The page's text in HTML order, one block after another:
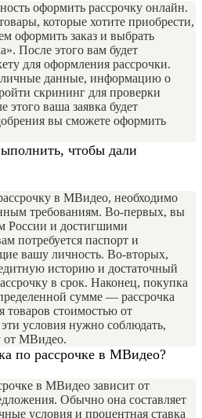
оформить рассрочку онлайн.
которые хотите приобрести,
оформить заказ и выбрать
После этого вам будет
для оформления рассрочки.
личные данные, информацию о
скрининг для проверки
этого ваша заявка будет
вы сможете оформить
чтобы дали
в МВидео, необходимо
требованиям. Во-первых, вы
России и достигшими
потребуется паспорт и
вашу личность. Во-вторых,
историю и достаточный
в срок. Наконец, покупка
сумме — рассрочка
товаров стоимостью от
условия нужно соблюдать,
от МВидео.
по рассрочке в МВидео?
в МВидео зависит от
Обычно она составляет
условия и процентная ставка